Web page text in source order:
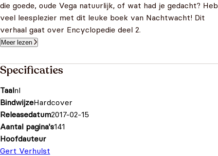
die goede, oude Vega natuurlijk, of wat had je gedacht? Heb
veel leesplezier met dit leuke boek van Nachtwacht! Dit
verhaal gaat over Encyclopedie deel 2.
Meer lezen
Specificaties
Taalnl
BindwijzeHardcover
Releasedatum2017-02-15
Aantal pagina's141
Hoofdauteur
Gert Verhulst